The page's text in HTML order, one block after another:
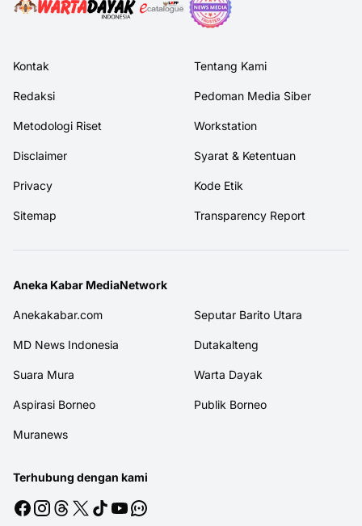
Kontak Tentang Kami
Redaksi Pedoman Media Siber
Metodologi Riset Workstation
Disclaimer Syarat & Ketentuan
Privacy Kode Etik
Sitemap Transparency Report
Aneka Kabar MediaNetwork
Anekakabar.com Seputar Barito Utara
MD News Indonesia Dutakalteng
Suara Mura Warta Dayak
Aspirasi Borneo Publik Borneo
Muranews
Terhubung dengan kami